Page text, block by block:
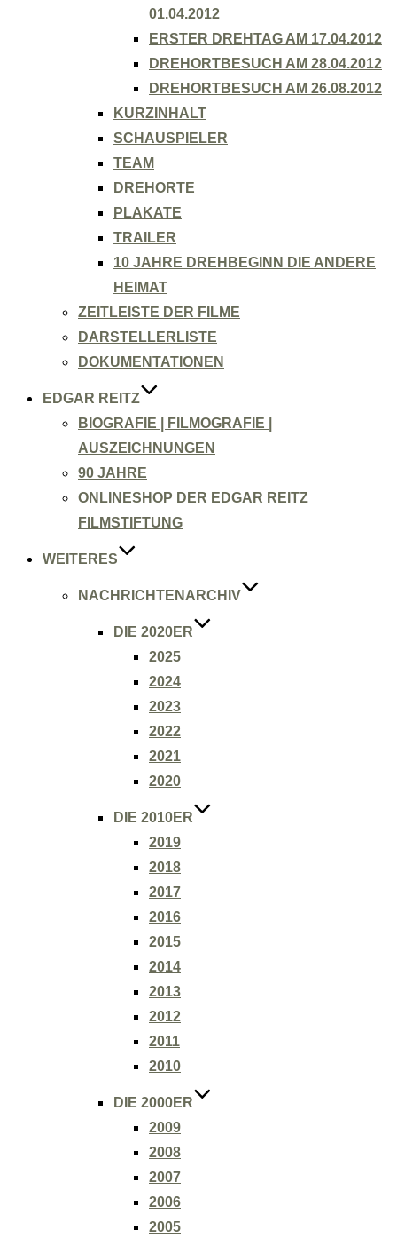
01.04.2012
ERSTER DREHTAG AM 17.04.2012
DREHORTBESUCH AM 28.04.2012
DREHORTBESUCH AM 26.08.2012
KURZINHALT
SCHAUSPIELER
TEAM
DREHORTE
PLAKATE
TRAILER
10 JAHRE DREHBEGINN DIE ANDERE
HEIMAT
ZEITLEISTE DER FILME
DARSTELLERLISTE
DOKUMENTATIONEN
EDGAR REITZ
BIOGRAFIE | FILMOGRAFIE |
AUSZEICHNUNGEN
90 JAHRE
ONLINESHOP DER EDGAR REITZ
FILMSTIFTUNG
WEITERES
NACHRICHTENARCHIV
DIE 2020ER
2025
2024
2023
2022
2021
2020
DIE 2010ER
2019
2018
2017
2016
2015
2014
2013
2012
2011
2010
DIE 2000ER
2009
2008
2007
2006
2005